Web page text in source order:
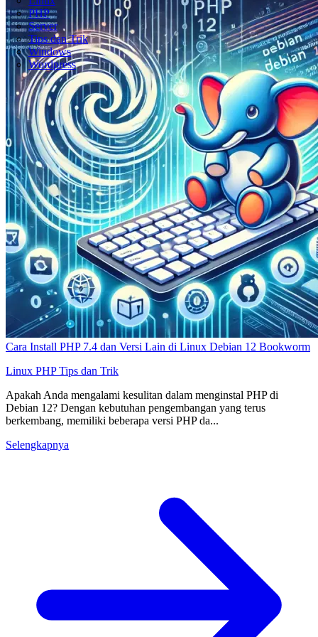
PHP
Server
Tips dan Trik
Windows
Wordpress
Cara Install PHP 7.4 dan Versi Lain di Linux Debian 12 Bookworm
Linux PHPTips dan Trik
Apakah Anda mengalami kesulitan dalam menginstal PHP di
Debian 12? Dengan kebutuhan pengembangan yang terus
berkembang, memiliki beberapa versi PHP da...
Selengkapnya